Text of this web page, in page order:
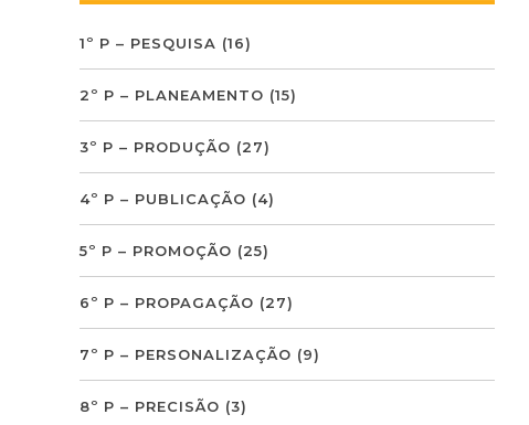
1º P – PESQUISA (16)
2º P – PLANEAMENTO (15)
3º P – PRODUÇÃO (27)
4º P – PUBLICAÇÃO (4)
5º P – PROMOÇÃO (25)
6º P – PROPAGAÇÃO (27)
7º P – PERSONALIZAÇÃO (9)
8º P – PRECISÃO (3)